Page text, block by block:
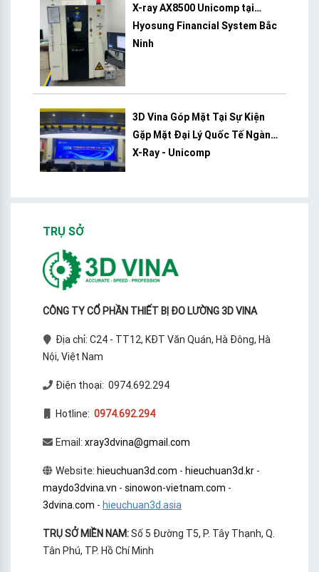
X-ray AX8500 Unicomp tại
Hyosung Financial System Bắc
Ninh
3D Vina Góp Mặt Tại Sự Kiện
Gặp Mặt Đại Lý Quốc Tế Ngành
X-Ray - Unicomp
TRỤ SỞ
CÔNG TY CỔ PHẦN THIẾT BỊ ĐO LƯỜNG 3D VINA
Địa chỉ: C24 - TT12, KĐT Văn Quán, Hà Đông, Hà
Nội, Việt Nam
Điện thoại: 0974.692.294
Hotline: 0974.692.294
Email: xray3dvina@gmail.com
Website: hieuchuan3d.com - hieuchuan3d.kr-
maydo3dvina.vn - sinowon-vietnam.com -
3dvina.com - hieuchuan3d.asia
TRỤ SỞ MIỀN NAM:Số 5 Đường T5, P. Tây Thạnh, Q.
Tân Phú, TP. Hồ Chí Minh